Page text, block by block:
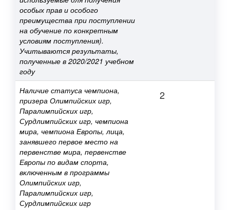
особых прав и особого
преимущества при поступлении
на обучение по конкретным
условиям поступления).
Учитываются результаты,
полученные в 2020/2021 учебном
году
Наличие статуса чемпиона,
призера Олимпийских игр,
Паралимпийских игр,
Сурдлимпийских игр, чемпиона
мира, чемпиона Европы, лица,
занявшего первое место на
первенстве мира, первенстве
Европы по видам спорта,
включенным в программы
Олимпийских игр,
Паралимпийских игр,
Сурдлимпийских игр
2